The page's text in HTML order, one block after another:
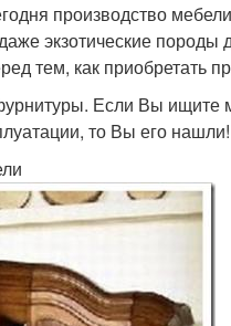
производство
экзотические породы
тем, как приобретать
Если Вы ищите
то Вы его нашли!